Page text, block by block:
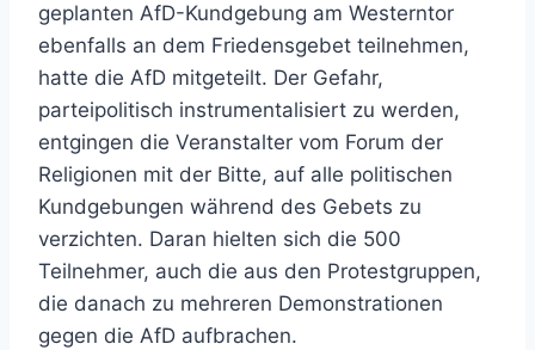
geplanten AfD-Kundgebung am Westerntor
ebenfalls an dem Friedensgebet teilnehmen,
hatte die AfD mitgeteilt. Der Gefahr,
parteipolitisch instrumentalisiert zu werden,
entgingen die Veranstalter vom Forum der
Religionen mit der Bitte, auf alle politischen
Kundgebungen während des Gebets zu
verzichten. Daran hielten sich die 500
Teilnehmer, auch die aus den Protestgruppen,
die danach zu mehreren Demonstrationen
gegen die AfD aufbrachen.